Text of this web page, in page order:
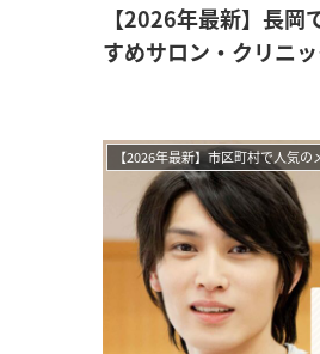
【2026年最新】長岡
すめサロン・クリニ